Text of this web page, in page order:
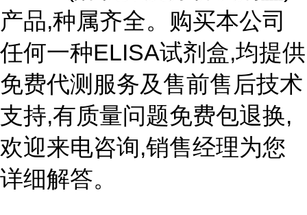
产品,种属齐全。购买本公司
任何一种ELISA试剂盒,均提供
免费代测服务及售前售后技术
支持,有质量问题免费包退换,
欢迎来电咨询,销售经理为您
详细解答。